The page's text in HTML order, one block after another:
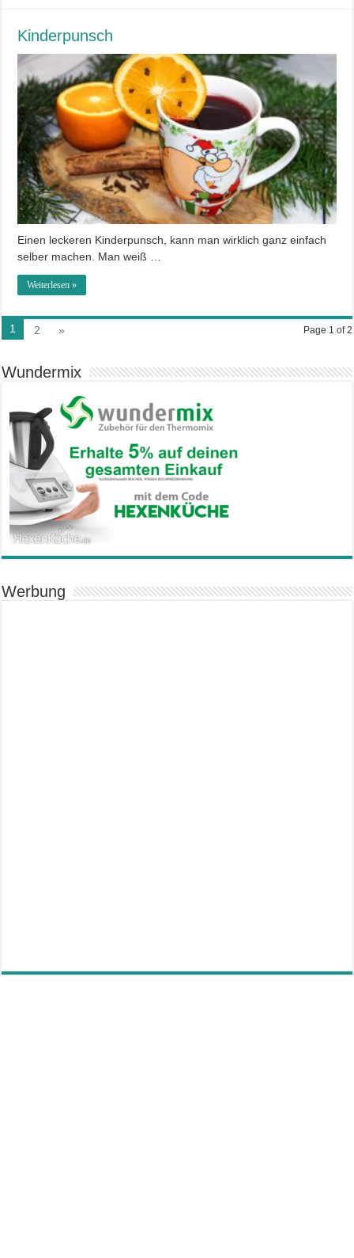
Kinderpunsch
Einen leckeren Kinderpunsch, kann man wirklich ganz einfach
selber machen. Man weiß …
Weiterlesen »
Page 1 of 2
1 2 »
Wundermix
Werbung